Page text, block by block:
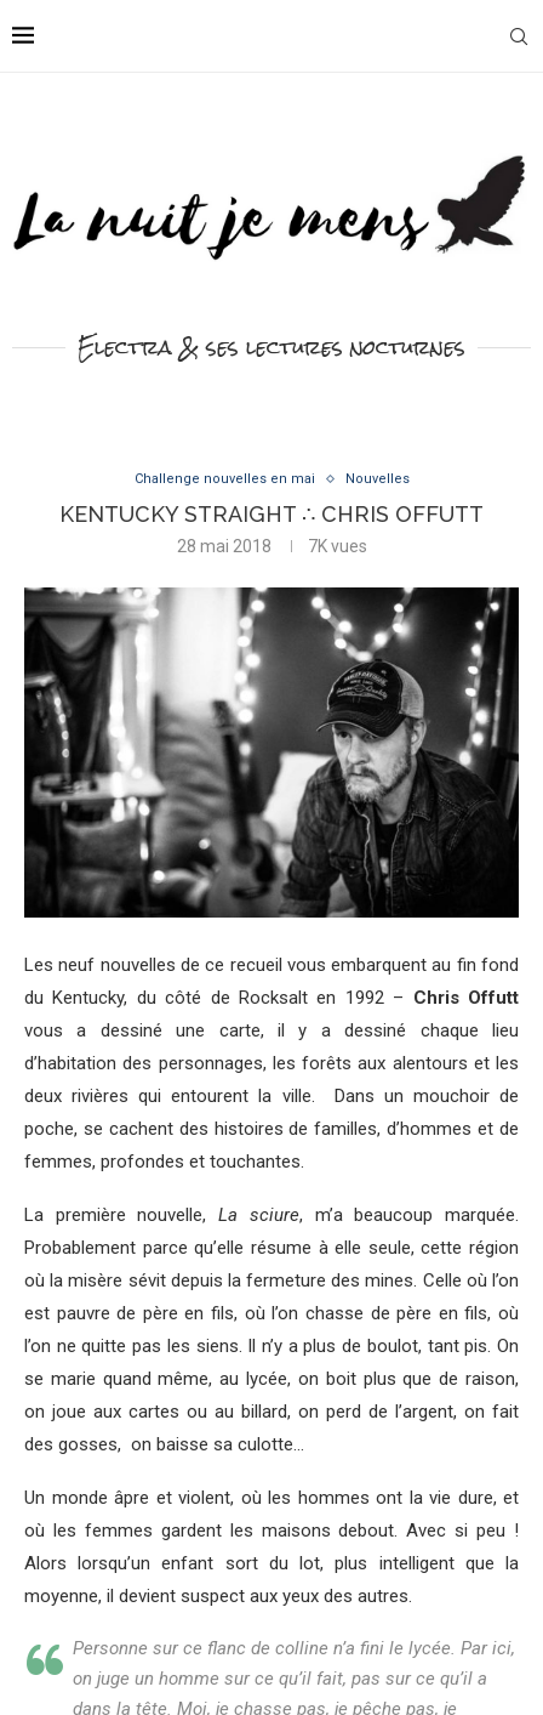
Electra & ses lectures nocturnes
Challenge nouvelles en mai Nouvelles
KENTUCKY STRAIGHT ∴ CHRIS OFFUTT
28 mai 2018 7Kvues
Les neuf nouvelles de ce recueil vous embarquent au fin fond
du Kentucky, du côté de Rocksalt en 1992 – Chris Offutt
vous a dessiné une carte, il y a dessiné chaque lieu
d’habitation des personnages, les forêts aux alentours et les
deux rivières qui entourent la ville. Dans un mouchoir de
poche, se cachent des histoires de familles, d’hommes et de
femmes, profondes et touchantes.
La première nouvelle, La sciure, m’a beaucoup marquée.
Probablement parce qu’elle résume à elle seule, cette région
où la misère sévit depuis la fermeture des mines. Celle où l’on
est pauvre de père en fils, où l’on chasse de père en fils, où
l’on ne quitte pas les siens. Il n’y a plus de boulot, tant pis. On
se marie quand même, au lycée, on boit plus que de raison,
on joue aux cartes ou au billard, on perd de l’argent, on fait
des gosses, on baisse sa culotte…
Un monde âpre et violent, où les hommes ont la vie dure, et
où les femmes gardent les maisons debout. Avec si peu !
Alors lorsqu’un enfant sort du lot, plus intelligent que la
moyenne, il devient suspect aux yeux des autres.
Personne sur ce flanc de colline n’a fini le lycée. Par ici,
on juge un homme sur ce qu’il fait, pas sur ce qu’il a
dans la tête. Moi, je chasse pas, je pêche pas, je